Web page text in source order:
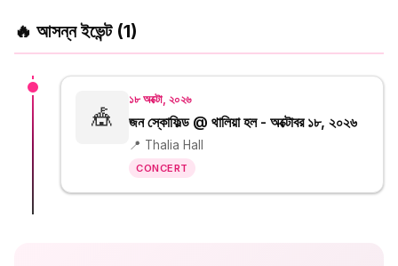
🔥 আসন্ন ইভেন্ট (1)
🎪
১৮ অক্টো, ২০২৬
জন স্কোফিল্ড @ থালিয়া হল - অক্টোবর ১৮, ২০২৬
📍 Thalia Hall
CONCERT